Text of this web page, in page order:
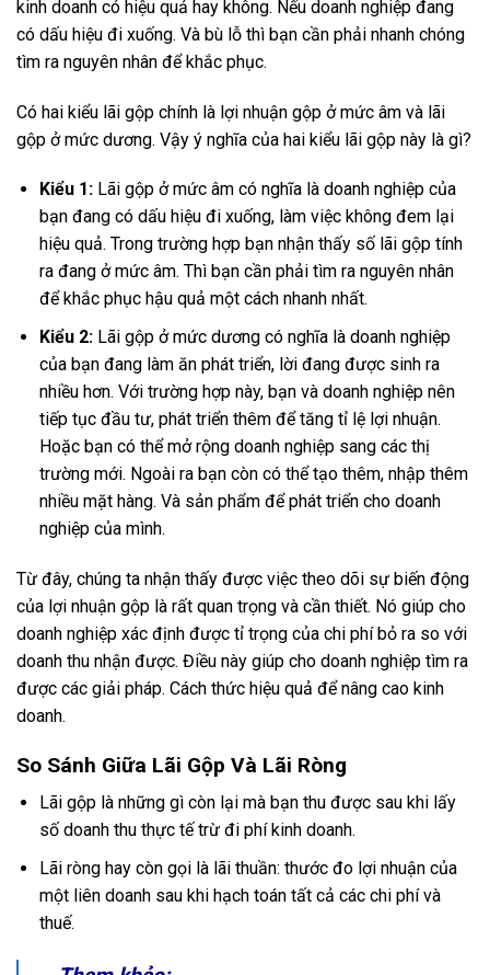
kinh doanh có hiệu quả hay không. Nếu doanh nghiệp đang
có dấu hiệu đi xuống. Và bù lỗ thì bạn cần phải nhanh chóng
tìm ra nguyên nhân để khắc phục.
Có hai kiểu lãi gộp chính là lợi nhuận gộp ở mức âm và lãi
gộp ở mức dương. Vậy ý nghĩa của hai kiểu lãi gộp này là gì?
Kiểu 1:Lãi gộp ở mức âm có nghĩa là doanh nghiệp của
bạn đang có dấu hiệu đi xuống, làm việc không đem lại
hiệu quả. Trong trường hợp bạn nhận thấy số lãi gộp tính
ra đang ở mức âm. Thì bạn cần phải tìm ra nguyên nhân
để khắc phục hậu quả một cách nhanh nhất.
Kiểu 2:Lãi gộp ở mức dương có nghĩa là doanh nghiệp
của bạn đang làm ăn phát triển, lời đang được sinh ra
nhiều hơn. Với trường hợp này, bạn và doanh nghiệp nên
tiếp tục đầu tư, phát triển thêm để tăng tỉ lệ lợi nhuận.
Hoặc bạn có thể mở rộng doanh nghiệp sang các thị
trường mới. Ngoài ra bạn còn có thể tạo thêm, nhập thêm
nhiều mặt hàng. Và sản phẩm để phát triển cho doanh
nghiệp của mình.
Từ đây, chúng ta nhận thấy được việc theo dõi sự biến động
của lợi nhuận gộp là rất quan trọng và cần thiết. Nó giúp cho
doanh nghiệp xác định được tỉ trọng của chi phí bỏ ra so với
doanh thu nhận được. Điều này giúp cho doanh nghiệp tìm ra
được các giải pháp. Cách thức hiệu quả để nâng cao kinh
doanh.
So Sánh Giữa Lãi Gộp Và Lãi Ròng
Lãi gộp là những gì còn lại mà bạn thu được sau khi lấy
số doanh thu thực tế trừ đi phí kinh doanh.
Lãi ròng hay còn gọi là lãi thuần: thước đo lợi nhuận của
một liên doanh sau khi hạch toán tất cả các chi phí và
thuế.